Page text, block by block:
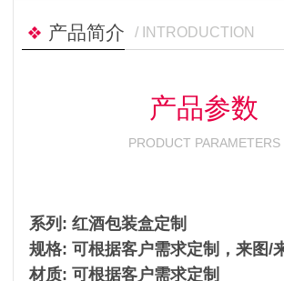
产品简介 / INTRODUCTION
产品参数
PRODUCT PARAMETERS
系列: 红酒包装盒定制
规格: 可根据客户需求定制，来图/
材质: 可根据客户需求定制